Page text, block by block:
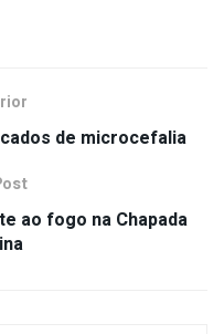
de microcefalia
ao fogo na Chapada